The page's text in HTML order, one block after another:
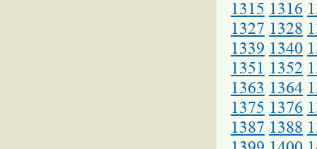
1315 1316
1327 1328
1339 1340
1351 1352
1363 1364
1375 1376
1387 1388